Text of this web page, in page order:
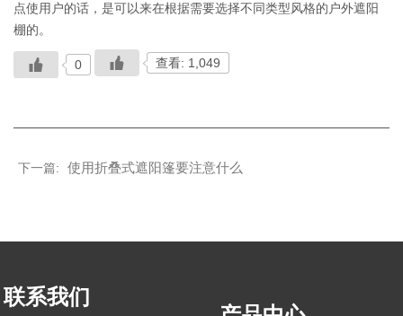
点使用户的话，是可以来在根据需要选择不同类型风格的户外遮阳
棚的。
0 查看: 1,049
下一篇: 使用折叠式遮阳篷要注意什么
联系我们